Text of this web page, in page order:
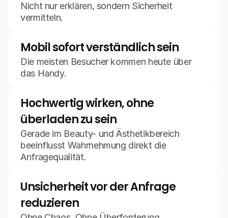
Nicht nur erklären, sondern Sicherheit
vermitteln.
Mobil sofort verständlich sein
Die meisten Besucher kommen heute über
das Handy.
Hochwertig wirken, ohne
überladen zu sein
Gerade im Beauty- und Ästhetikbereich
beeinflusst Wahrnehmung direkt die
Anfragequalität.
Unsicherheit vor der Anfrage
reduzieren